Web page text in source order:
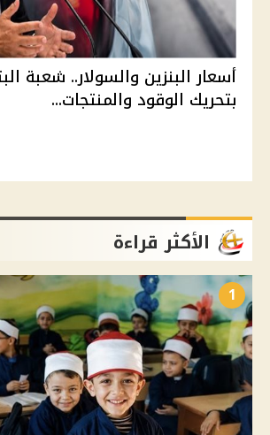
أسعار البنزين والسولار.. شعبة
بتحريك الوقود والمنتجات...
الأكثر قراءة
1